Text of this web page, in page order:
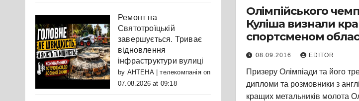
Ремонт на
Святотроїцькій
завершується. Триває
відновлення
інфраструктури вулиці
by АНТЕНА | телекомпаніяon
07.08.2026 at 09:18
Олімпійського
Куліша визнали
спортсменом
08.09.2016 EDITOR
Призеру Олімпіади та його
дипломи та розмовники з
кращих метальників молота